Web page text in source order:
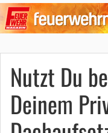
Nutzt Du
Deinem